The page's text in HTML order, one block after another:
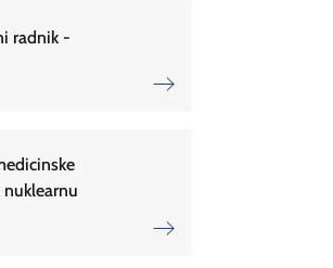
radnik -